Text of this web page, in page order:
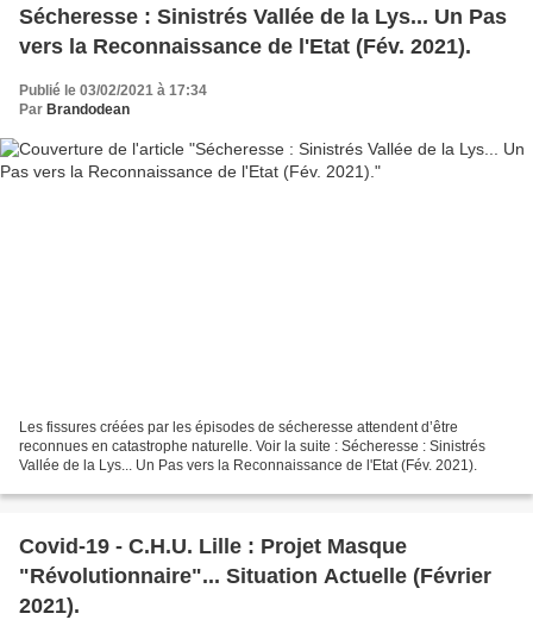
Sécheresse : Sinistrés Vallée de la Lys... Un Pas
vers la Reconnaissance de l'Etat (Fév. 2021).
Publié le 03/02/2021 à 17:34
Par Brandodean
Les fissures créées par les épisodes de sécheresse attendent d’être
reconnues en catastrophe naturelle. Voir la suite : Sécheresse : Sinistrés
Vallée de la Lys... Un Pas vers la Reconnaissance de l'Etat (Fév. 2021).
Covid-19 - C.H.U. Lille : Projet Masque
"Révolutionnaire"... Situation Actuelle (Février
2021).